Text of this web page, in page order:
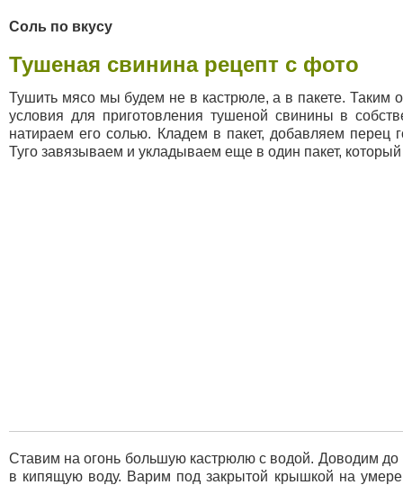
Соль по вкусу
Тушеная свинина рецепт с фото
Тушить мясо мы будем не в кастрюле, а в пакете. Таким
условия для приготовления тушеной свинины в
натираем его солью. Кладем в пакет, добавляем перец
Туго завязываем и укладываем еще в один пакет,
Ставим на огонь большую кастрюлю с водой. Доводим до
в кипящую воду. Варим под закрытой крышкой на